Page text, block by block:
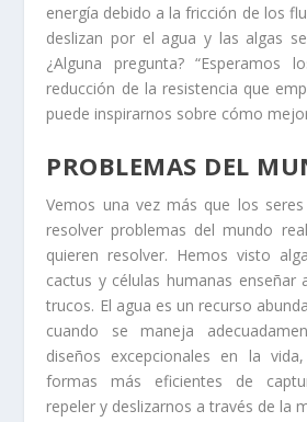
energía debido a la fricción de los
deslizan por el agua y las algas
¿Alguna pregunta? “Esperamos
reducción de la resistencia que
puede inspirarnos sobre cómo
PROBLEMAS DEL
Vemos una vez más que los
resolver problemas del mundo
quieren resolver. Hemos visto
cactus y células humanas enseñar
trucos. El agua es un recurso
cuando se maneja
diseños excepcionales en la
formas más eficientes de
repeler y deslizarnos a través de la